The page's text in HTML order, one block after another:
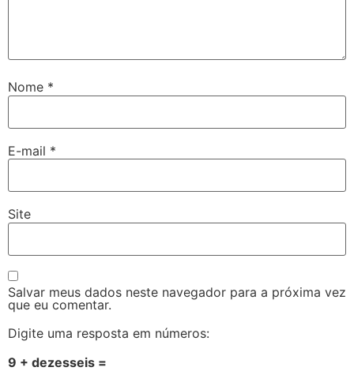
Nome *
E-mail *
Site
Salvar meus dados neste navegador para a próxima vez
que eu comentar.
Digite uma resposta em números:
9 + dezesseis =